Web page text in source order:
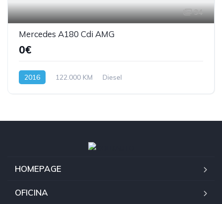
34
Mercedes A180 Cdi AMG
0€
2016 122.000 KM Diesel
HOMEPAGE
OFICINA